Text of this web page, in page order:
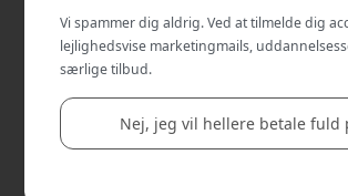
PL3-10-22
Vi spammer dig aldrig. Ved at tilmelde dig
lejlighedsvise marketingmails,
særlige tilbud.
Nej, jeg vil hellere betale fuld